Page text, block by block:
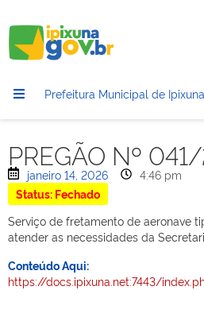
Prefeitura Municipal de Ipixuna
PREGÃO Nº
janeiro 14, 2026
4:46 pm
Status: Fechado
Serviço de fretamento de aeronave
atender as necessidades da
Conteúdo Aqui:
https://docs.ipixuna.net:7443/